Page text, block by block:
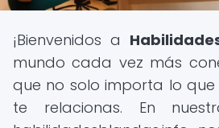
¡Bienvenidos a
mundo cada vez más
que no solo importa lo que
te relacionas. En